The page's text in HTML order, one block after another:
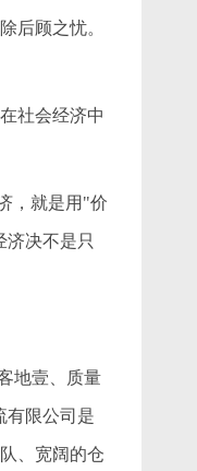
后顾之忧。
社会经济中
，就是用"价
决不是只
地壹、质量
有限公司是
、宽阔的仓